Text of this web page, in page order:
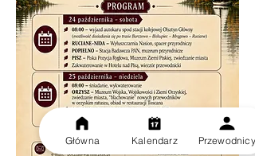
Główna Kalendarz Przewodnicy